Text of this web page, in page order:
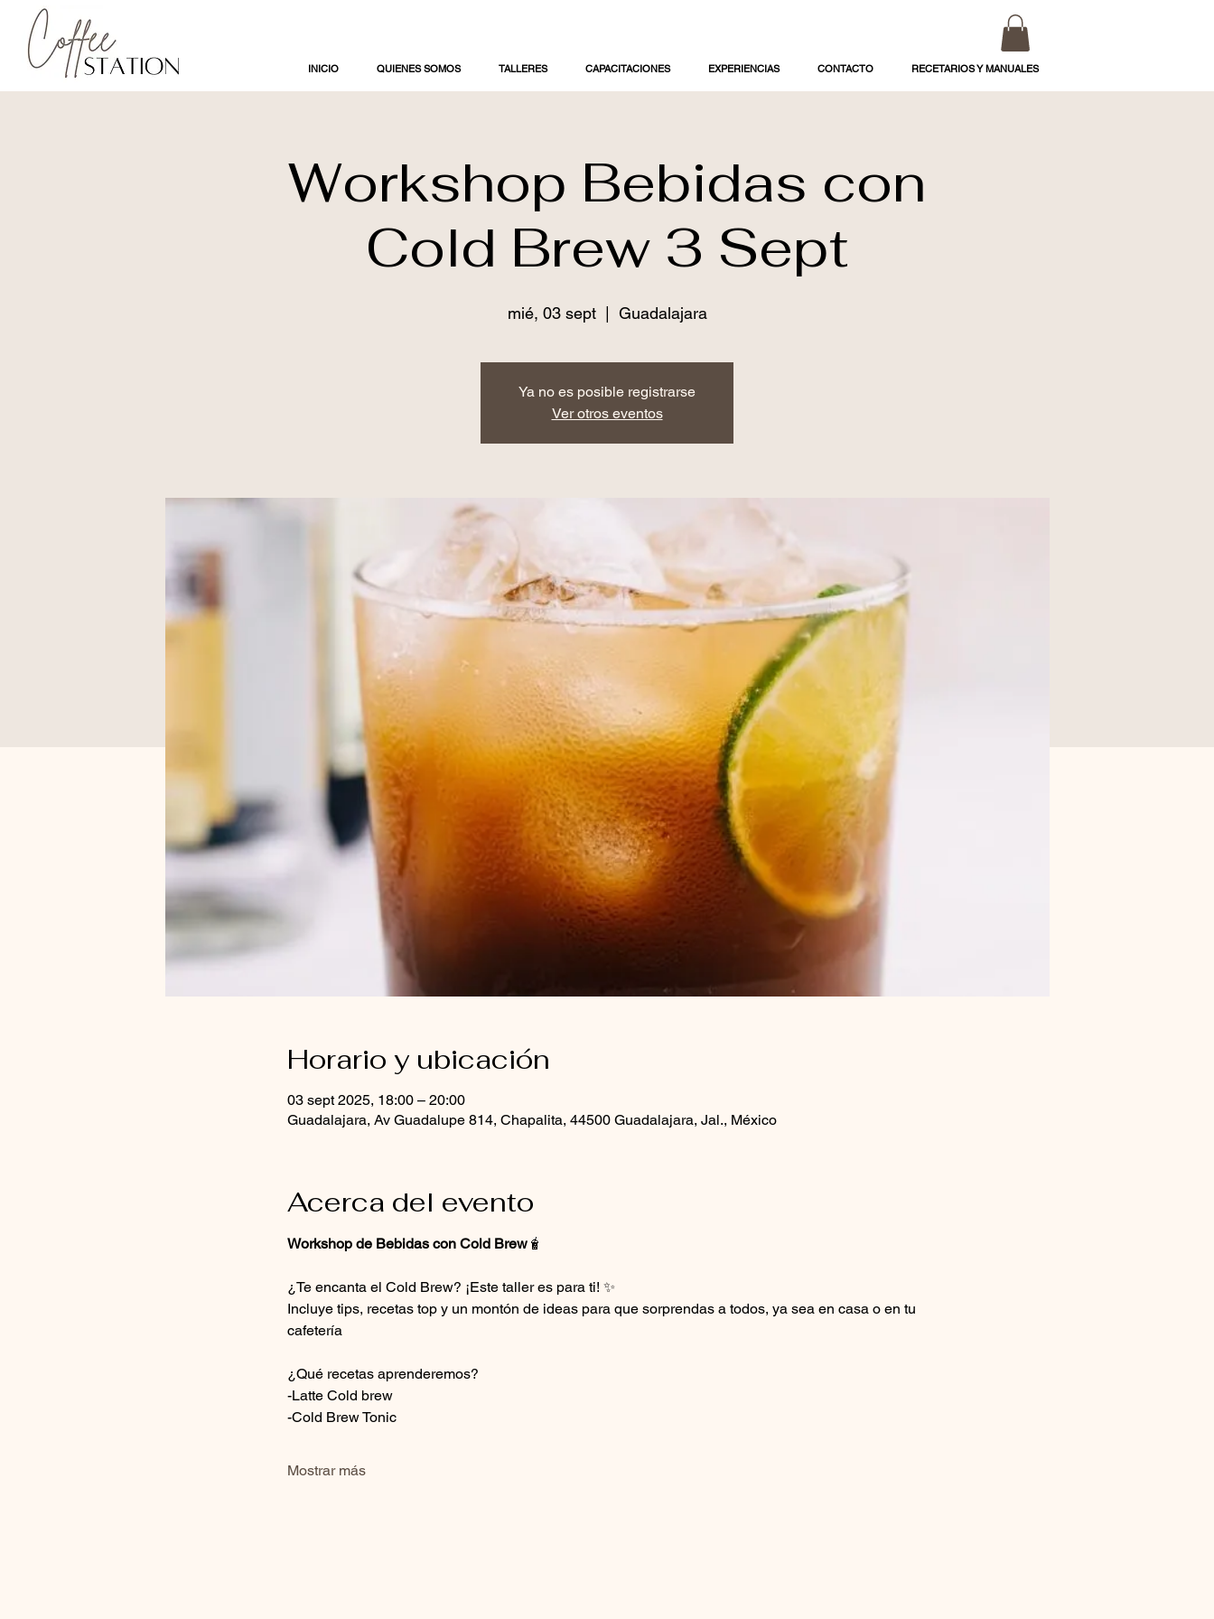
INICIO QUIENES SOMOS TALLERES CAPACITACIONES EXPERIENCIAS CONTACTO RECETARIOS Y MANUALES
Workshop Bebidas con
Cold Brew 3 Sept
mié, 03 sept
  |
Guadalajara
Ya no es posible registrarse
Ver otros eventos
Horario y ubicación
03 sept 2025, 18:00 – 20:00
Guadalajara, Av Guadalupe 814, Chapalita, 44500 Guadalajara, Jal., México
Acerca del evento
Workshop de Bebidas con Cold Brew 🧋
¿Te encanta el Cold Brew? ¡Este taller es para ti! ✨
Incluye tips, recetas top y un montón de ideas para que sorprendas a todos, ya sea en casa o en tu
cafetería
¿Qué recetas aprenderemos?
-Latte Cold brew
-Cold Brew Tonic
Mostrar más